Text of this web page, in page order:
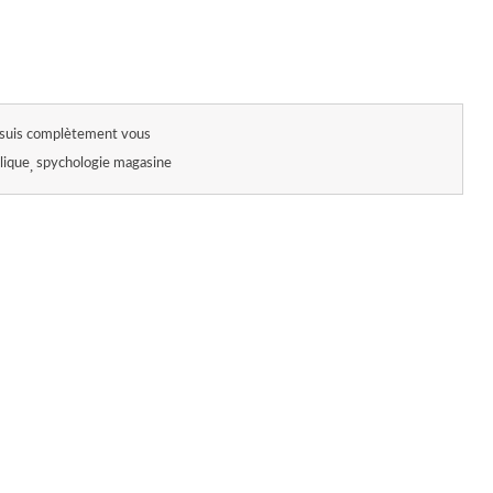
complètement vous
spychologie magasine